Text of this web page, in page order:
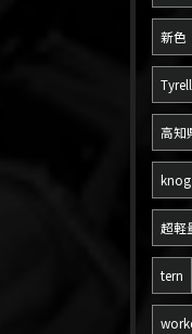
新色
高知
knog
超軽
tern